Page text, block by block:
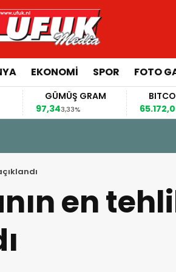
EKONOMI SPOR FOTO
GÜMÜŞ GRAM
3,33%
BITCOIN
65.172,001,21%
en